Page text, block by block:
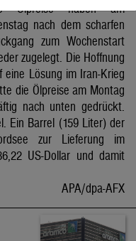
Ölpreise haben am
nach dem scharfen
zum Wochenstart
zugelegt. Die Hoffnung
eine Lösung im Iran-Krieg
die Ölpreise am Montag
nach unten gedrückt.
Ein Barrel (159 Liter) der
zur Lieferung im
US-Dollar und damit
APA/dpa-AFX